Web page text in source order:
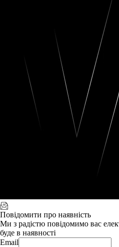
Повідомити про наявність
Ми з радістю повідомимо вас
буде в наявності
Email